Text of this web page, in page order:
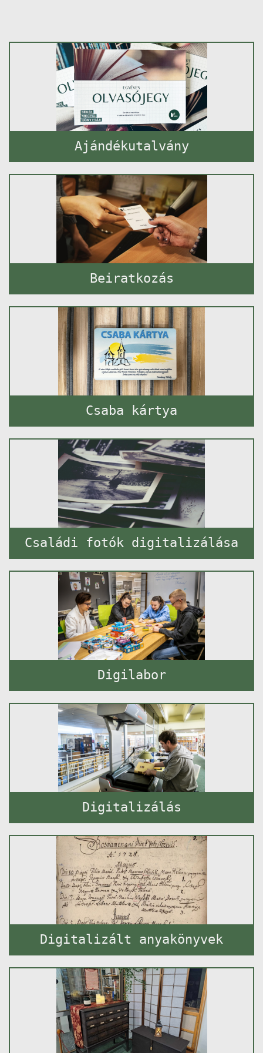
Ajándékutalvány
Beiratkozás
Csaba kártya
Családi fotók digitalizálása
Digilabor
Digitalizálás
Digitalizált anyakönyvek